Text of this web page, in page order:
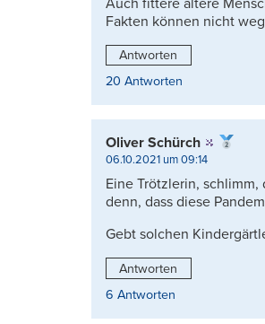
Fakten können nicht
Antworten
20 Antworten
Oliver Schürch
06.10.2021 um 09:14
Eine Trötzlerin,
denn, dass diese
Gebt solchen
Antworten
6 Antworten